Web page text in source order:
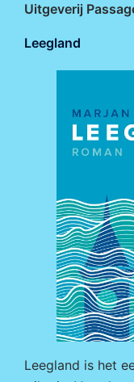
Uitgeverij
Leegland
Leegland is het